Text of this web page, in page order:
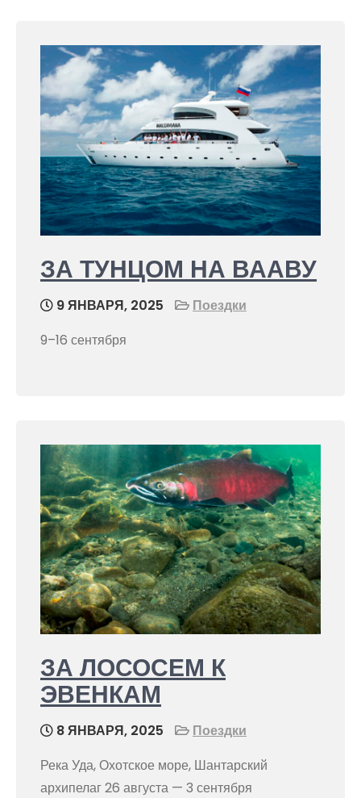
ЗА ТУНЦОМ НА ВААВУ
9 ЯНВАРЯ, 2025
Поездки
9–16 сентября
ЗА ЛОСОСЕМ К
ЭВЕНКАМ
8 ЯНВАРЯ, 2025
Поездки
Река Уда, Охотское море, Шантарский
архипелаг 26 августа — 3 сентября